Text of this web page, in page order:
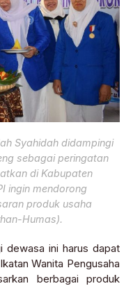
Syahidah didampingi
sebagai peringatan
di Kabupaten
ingin mendorong
produk usaha
Humas).
dewasa ini harus dapat
Wanita Pengusaha
berbagai produk